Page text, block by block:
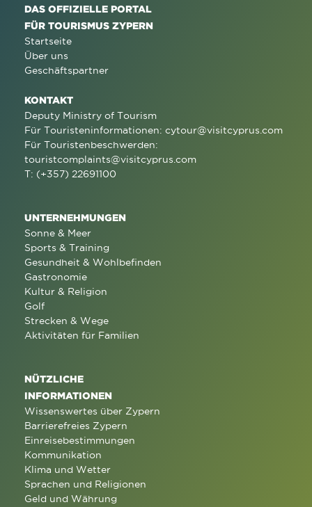
DAS OFFIZIELLE PORTAL
FÜR TOURISMUS ZYPERN
Startseite
Über uns
Geschäftspartner
KONTAKT
Deputy Ministry of Tourism
Für Touristeninformationen: cytour@visitcyprus.com
Für Touristenbeschwerden:
touristcomplaints@visitcyprus.com
T: (+357) 22691100
UNTERNEHMUNGEN
Sonne & Meer
Sports & Training
Gesundheit & Wohlbefinden
Gastronomie
Kultur & Religion
Golf
Strecken & Wege
Aktivitäten für Familien
NÜTZLICHE
INFORMATIONEN
Wissenswertes über Zypern
Barrierefreies Zypern
Einreisebestimmungen
Kommunikation
Klima und Wetter
Sprachen und Religionen
Geld und Währung